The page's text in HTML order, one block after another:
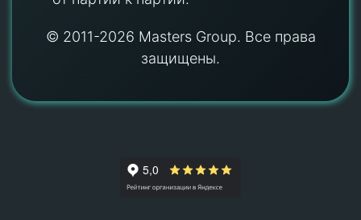
© 2011-2026 Masters Group. Все права
защищены.